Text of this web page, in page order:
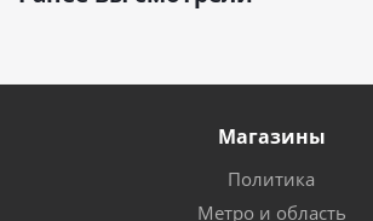
Магазины
Политика
Метро и область